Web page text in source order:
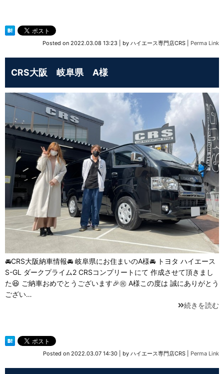
Posted on 2022.03.08 13:23 by ハイエース専門店CRS Perma Link
CRS大阪 岐阜県 A様
🚘CRS大阪納車情報🚘 岐阜県にお住まいのA様🚘 トヨタ ハイエース
S-GL ダークプライム2 CRSコンプリートにて 作成させて頂きまし
た😆 ご納車おめでとうございます🎉㊗️ A様この度は 誠にありがとう
ござい…
続きを読む
Posted on 2022.03.07 14:30 by ハイエース専門店CRS Perma Link